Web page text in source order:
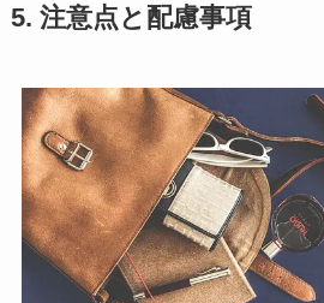
5. 注意点と配慮事項